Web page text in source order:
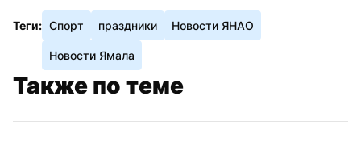
Теги: Спорт праздники Новости ЯНАО
Новости Ямала
Также по теме